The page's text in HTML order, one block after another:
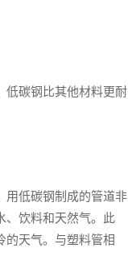
低碳钢比其他材料更耐
用低碳钢制成的管道非
、饮料和天然气。此
的天气。与塑料管相